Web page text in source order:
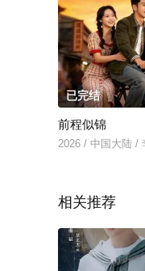
已完结
前程似锦
2026 / 中国大陆 /
相关推荐